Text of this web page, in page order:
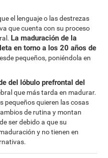
el lenguaje o las destrezas
que cuenta con su proceso
La maduración de la
en torno a los 20 años de
pequeños, poniéndola en
del lóbulo prefrontal del
que más tarda en madurar.
pequeños quieren las cosas
de rutina y montan
ser debido a que su
y no tienen en